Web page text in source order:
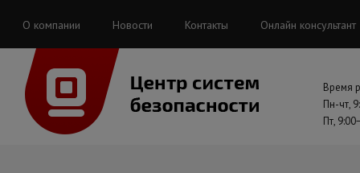
О компании Новости Контакты Онлайн консультант
Время
Пн-чт,
Пт,